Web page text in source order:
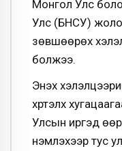
Монгол Улс
Улс (БНСУ)
зөвшөөрөх
болжээ.
Энэхүү
хүртэлх
Улсын иргэд
үнэмлэхээр тус